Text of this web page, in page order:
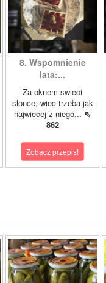
8. Wspomnienie
lata:...
Za oknem swieci
slonce, wiec trzeba jak
najwiecej z niego... ⇖
862
Zobacz przepis!